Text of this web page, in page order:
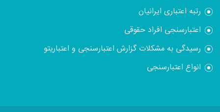
رتبه اعتباری ایرانیان
اعتبارسنجی افراد حقوقی
رسیدگی به مشکلات گزارش اعتبارسنجی و اعتباریتو
انواع اعتبارسنجی